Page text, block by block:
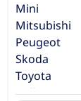
Mini
Mitsubishi
Peugeot
Skoda
Toyota
Volkswagen